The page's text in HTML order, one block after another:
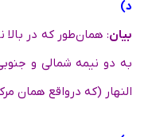
د)
بیان: همان‌طور که در بالا
به دو نیمه شمالی و
النهار (که درواقع همان